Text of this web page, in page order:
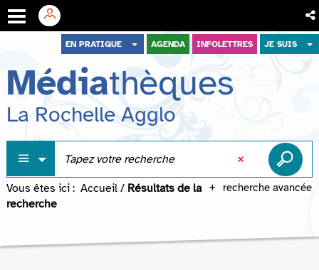
menu
contenu
recherche
EN PRATIQUE AGENDA INFOLETTRES JE SUIS
Médiathèques
La Rochelle Agglo
recherche avancée
Vous êtes ici : Accueil / Résultats de la
recherche